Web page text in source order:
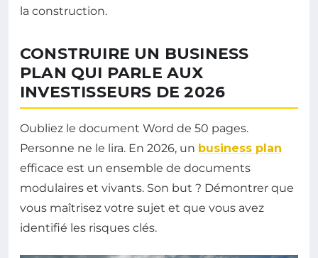
la construction.
CONSTRUIRE UN BUSINESS
PLAN QUI PARLE AUX
INVESTISSEURS DE 2026
Oubliez le document Word de 50 pages.
Personne ne le lira. En 2026, un business plan
efficace est un ensemble de documents
modulaires et vivants. Son but ? Démontrer que
vous maîtrisez votre sujet et que vous avez
identifié les risques clés.